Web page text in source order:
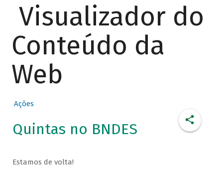
Visualizador do
Conteúdo da
Web
Ações
Quintas no BNDES
Estamos de volta!